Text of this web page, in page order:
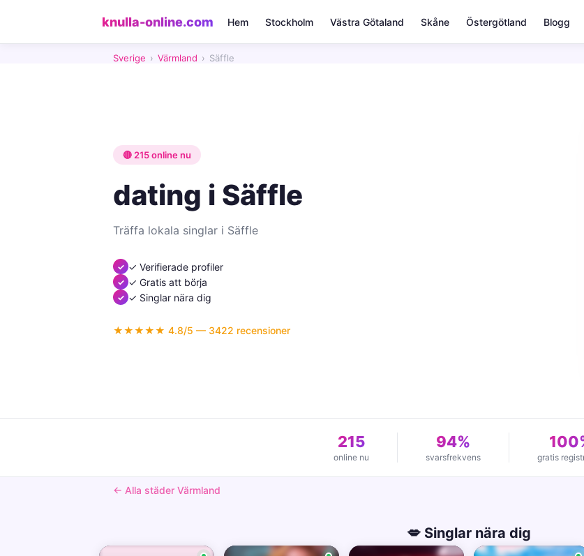
knulla-online.com Hem Stockholm Västra Götaland Skåne Östergötland Blogg
Sverige › Värmland › Säffle
🔴 215 online nu
dating i Säffle
Träffa lokala singlar i Säffle
✓ Verifierade profiler
✓ Gratis att börja
✓ Singlar nära dig
★★★★★ 4.8/5 — 3422 recensioner
215
online nu
94%
svarsfrekvens gratis
← Alla städer Värmland
💋 Singlar nära dig